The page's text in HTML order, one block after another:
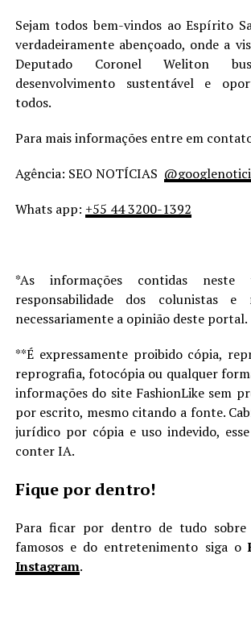
Sejam todos bem-vindos ao Espírito
verdadeiramente abençoado, onde a
Deputado Coronel Weliton
desenvolvimento sustentável e
todos.
Para mais informações entre em
Agência: SEO NOTÍCIAS
Whats app: +55 44 3200-1392
*As informações contidas
responsabilidade dos colunistas e
necessariamente a opinião deste portal.
**É expressamente proibido cópia,
reprografia, fotocópia ou qualquer
informações do site FashionLike sem
por escrito, mesmo citando a fonte.
jurídico por cópia e uso indevido,
conter IA.
Fique por dentro!
Para ficar por dentro de tudo sobre
famosos e do entretenimento siga o
Instagram.